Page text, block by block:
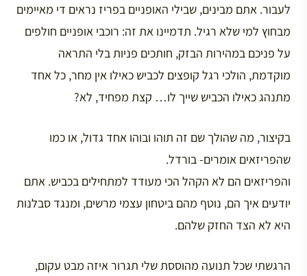
לעבור. אתם מבינים, שבילי האופניים בפריז נראים די מאיימים
מבחוץ למי שלא רגיל. תדמיינו את זה: רוכבי אופניים חולפים
על פניכם במהירות הבזק, חותכים פניות בלי התראה
מוקדמת, הולכי רגל קופצים לכביש כאילו אין מחר, כל אחד
מתנהג כאילו הכביש שייך לו… קצת מפחיד, לא?
בקיצור, מה שהולך שם זה תוהו ובוהו אחד גדול, או כמו
שהפריזאים אומרים- בורדל.
והפריזאים הם לא הקהל הכי מעודד למתחילים בכביש. אתם
יודעים איך הם, נוטף מהם ביטחון עצמי מרשים, ומנגד סבלנות
היא לא הצד החזק שלהם.
הרגשתי שכל תנועה מהוססת שלי תגרור איזה מבט עקום,